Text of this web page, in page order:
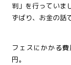
判」を行っていま
ずばり、お金の話
フェスにかかる
円。